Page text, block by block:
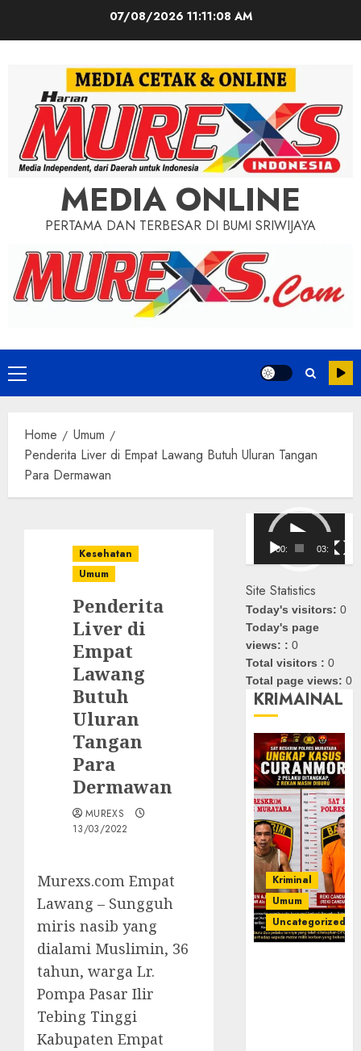
07/08/202611:11:10 AM
MEDIA ONLINE
PERTAMA DAN TERBESAR DI BUMI SRIWIJAYA
Primary
Menu
Home
Umum
Penderita Liver di Empat Lawang Butuh Uluran Tangan
Para Dermawan
Kesehatan
Umum
Penderita
Liver di
Empat
Lawang
Butuh
Uluran
Tangan
Para
Dermawan
MUREXS
13/03/2022
Murexs.com Empat
Lawang – Sungguh
miris nasib yang
dialami Muslimin, 36
tahun, warga Lr.
Pompa Pasar Ilir
Tebing Tinggi
Kabupaten Empat
Pemutar
Video
00:00 03:08
Site Statistics
Today's visitors:0
Today's page
views: :0
Total visitors :0
Total page views:0
KRIMAINAL
Kriminal
Umum
Uncategorized